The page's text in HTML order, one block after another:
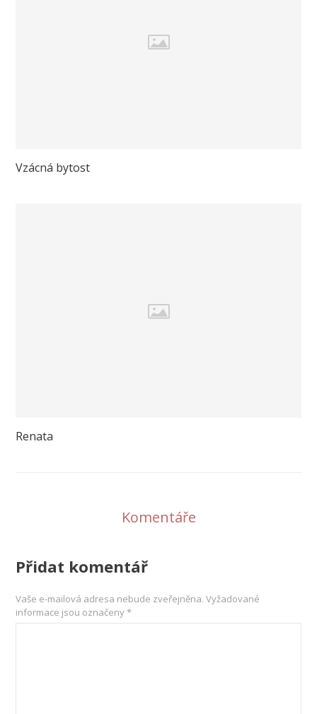
Vzácná bytost
Renata
Komentáře
Přidat komentář
Vaše e-mailová adresa nebude zveřejněna. Vyžadované
informace jsou označeny*